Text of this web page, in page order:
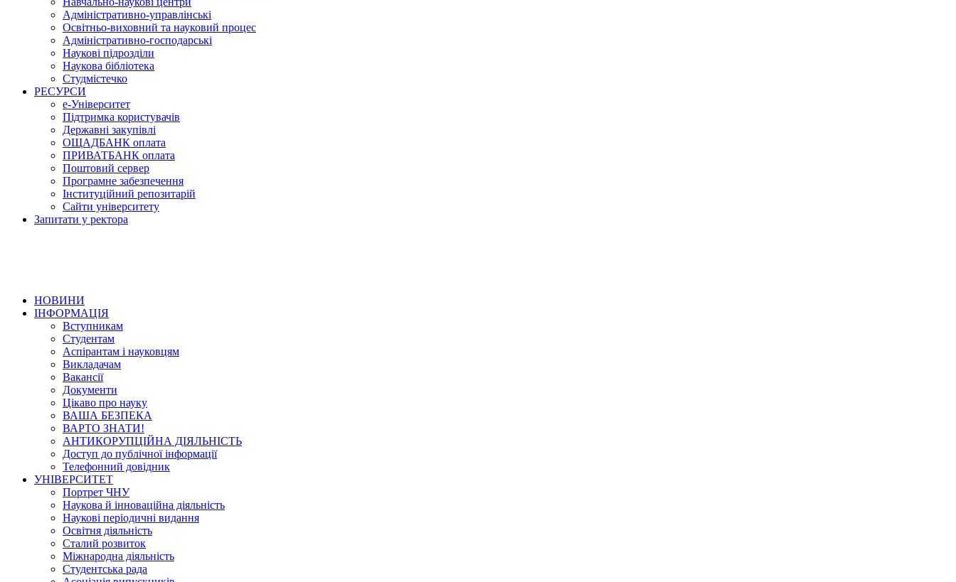
Адміністративно-управлінські
Освітньо-виховний та науковий процес
Адміністративно-господарські
Наукові підрозділи
Наукова бібліотека
Студмістечко
РЕСУРСИ
е-Університет
Підтримка користувачів
Державні закупівлі
ОЩАДБАНК оплата
ПРИВАТБАНК оплата
Поштовий сервер
Програмне забезпечення
Інституційний репозитарій
Сайти університету
Запитати у ректора
НОВИНИ
ІНФОРМАЦІЯ
Вступникам
Студентам
Аспірантам і науковцям
Викладачам
Вакансії
Документи
Цікаво про науку
ВАША БЕЗПЕКА
ВАРТО ЗНАТИ!
АНТИКОРУПЦІЙНА ДІЯЛЬНІСТЬ
Доступ до публічної інформації
Телефонний довідник
УНІВЕРСИТЕТ
Портрет ЧНУ
Наукова й інноваційна діяльність
Наукові періодичні видання
Освітня діяльність
Сталий розвиток
Міжнародна діяльність
Студентська рада